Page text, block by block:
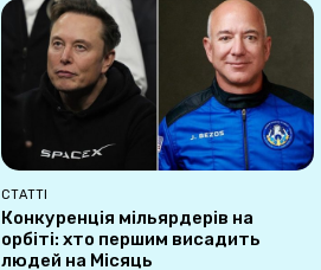
СТАТТІ
Конкуренція мільярдерів на
орбіті: хто першим висадить
людей на Місяць